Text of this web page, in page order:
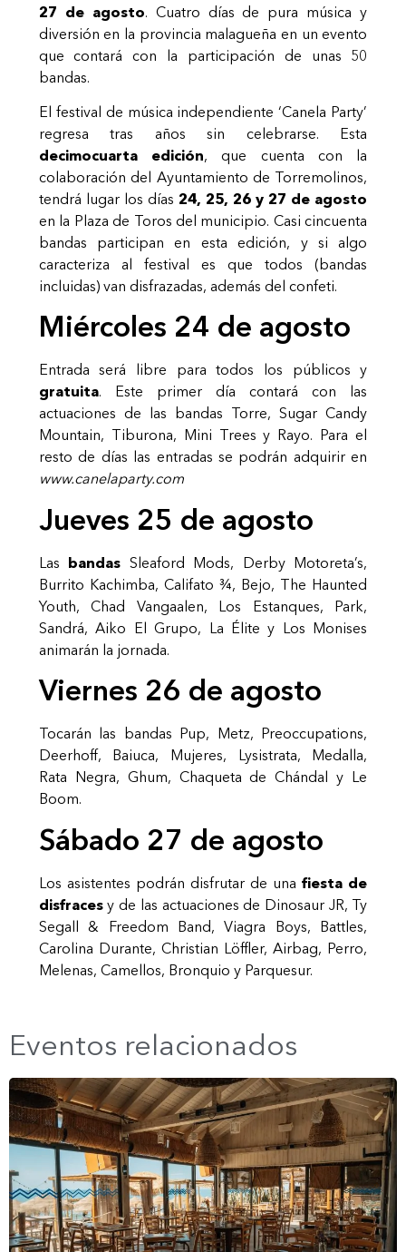
27 de agosto. Cuatro días de pura música y
diversión en la provincia malagueña en un evento
que contará con la participación de unas 50
bandas.
El festival de música independiente ‘Canela Party’
regresa tras años sin celebrarse. Esta
decimocuarta edición, que cuenta con la
colaboración del Ayuntamiento de Torremolinos,
tendrá lugar los días 24, 25, 26 y 27 de agosto
en la Plaza de Toros del municipio. Casi cincuenta
bandas participan en esta edición, y si algo
caracteriza al festival es que todos (bandas
incluidas) van disfrazadas, además del confeti.
Miércoles 24 de agosto
Entrada será libre para todos los públicos y
gratuita. Este primer día contará con las
actuaciones de las bandas Torre, Sugar Candy
Mountain, Tiburona, Mini Trees y Rayo. Para el
resto de días las entradas se podrán adquirir en
www.canelaparty.com
Jueves 25 de agosto
Las bandas Sleaford Mods, Derby Motoreta’s,
Burrito Kachimba, Califato ¾, Bejo, The Haunted
Youth, Chad Vangaalen, Los Estanques, Park,
Sandrá, Aiko El Grupo, La Élite y Los Monises
animarán la jornada.
Viernes 26 de agosto
Tocarán las bandas Pup, Metz, Preoccupations,
Deerhoff, Baiuca, Mujeres, Lysistrata, Medalla,
Rata Negra, Ghum, Chaqueta de Chándal y Le
Boom.
Sábado 27 de agosto
Los asistentes podrán disfrutar de unafiesta de
disfracesy de las actuaciones de Dinosaur JR, Ty
Segall & Freedom Band, Viagra Boys, Battles,
Carolina Durante, Christian Löffler, Airbag, Perro,
Melenas, Camellos, Bronquio y Parquesur.
Eventos relacionados